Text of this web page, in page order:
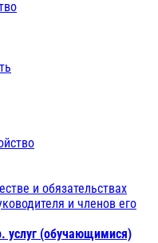
и обязательствах
и членов его
услуг (обучающимися)